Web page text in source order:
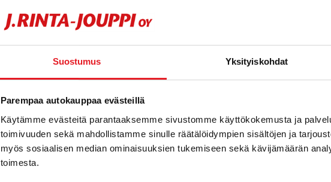
Suostumus Yksityiskohdat
Parempaa autokauppaa evästeillä
Käytämme evästeitä parantaaksemme sivustomme käyttökokemusta ja
toimivuuden sekä mahdollistamme sinulle räätälöidympien sisältöjen ja
myös sosiaalisen median ominaisuuksien tukemiseen sekä kävijämäärän
toimesta.
Varustelu
Tekniset tiedot